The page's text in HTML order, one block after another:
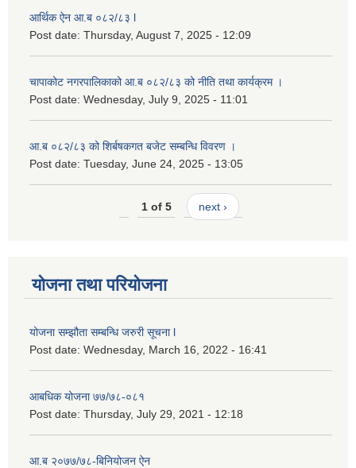
आर्थिक ऐन आ.ब ०८२/८३ l
Post date: Thursday, August 7, 2025 - 12:09
चापाकोट नगरपालिकाको आ.ब ०८२/८३ को नीति तथा कार्यक्रम ।
Post date: Wednesday, July 9, 2025 - 11:01
आ.ब ०८२/८३ को शिर्बषकगत बजेट सम्बन्धि विवरण ।
Post date: Tuesday, June 24, 2025 - 13:05
1 of 5 next ›
योजना तथा परियोजना
योजना सम्झौता सम्बन्धि जरुरी सूचना l
Post date: Wednesday, March 16, 2022 - 16:41
आबधिक योजना ७७/७८-०८१
Post date: Thursday, July 29, 2021 - 12:18
आ.ब २०७७/७८-बिनियोजन ऐन